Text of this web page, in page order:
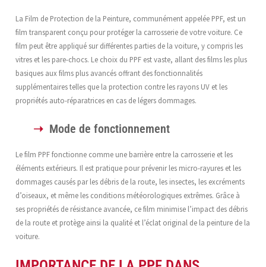
La Film de Protection de la Peinture, communément appelée PPF, est un
film transparent conçu pour protéger la carrosserie de votre voiture. Ce
film peut être appliqué sur différentes parties de la voiture, y compris les
vitres et les pare-chocs. Le choix du PPF est vaste, allant des films les plus
basiques aux films plus avancés offrant des fonctionnalités
supplémentaires telles que la protection contre les rayons UV et les
propriétés auto-réparatrices en cas de légers dommages.
Mode de fonctionnement
Le film PPF fonctionne comme une barrière entre la carrosserie et les
éléments extérieurs. Il est pratique pour prévenir les micro-rayures et les
dommages causés par les débris de la route, les insectes, les excréments
d’oiseaux, et même les conditions météorologiques extrêmes. Grâce à
ses propriétés de résistance avancée, ce film minimise l’impact des débris
de la route et protège ainsi la qualité et l’éclat original de la peinture de la
voiture.